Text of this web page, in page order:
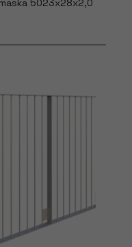
5023x28x2,0
över huvud
taget ska
fungera.